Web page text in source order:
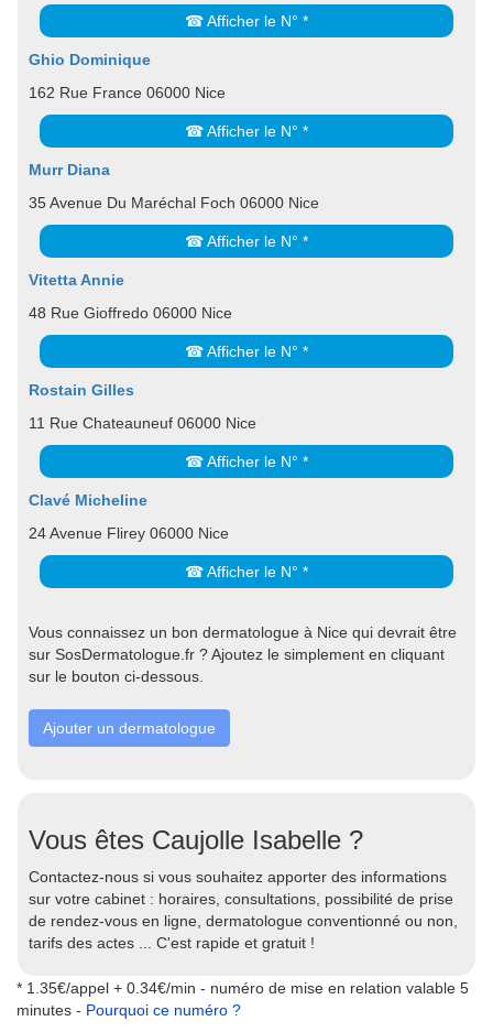
☎ Afficher le N° *
Ghio Dominique
162 Rue France 06000 Nice
☎ Afficher le N° *
Murr Diana
35 Avenue Du Maréchal Foch 06000 Nice
☎ Afficher le N° *
Vitetta Annie
48 Rue Gioffredo 06000 Nice
☎ Afficher le N° *
Rostain Gilles
11 Rue Chateauneuf 06000 Nice
☎ Afficher le N° *
Clavé Micheline
24 Avenue Flirey 06000 Nice
☎ Afficher le N° *
Vous connaissez un bon dermatologue à Nice qui devrait être
sur SosDermatologue.fr ? Ajoutez le simplement en cliquant
sur le bouton ci-dessous.
Ajouter un dermatologue
Vous êtes Caujolle Isabelle ?
Contactez-nous si vous souhaitez apporter des informations
sur votre cabinet : horaires, consultations, possibilité de prise
de rendez-vous en ligne, dermatologue conventionné ou non,
tarifs des actes ... C'est rapide et gratuit !
* 1.35€/appel + 0.34€/min - numéro de mise en relation valable 5
minutes - Pourquoi ce numéro ?